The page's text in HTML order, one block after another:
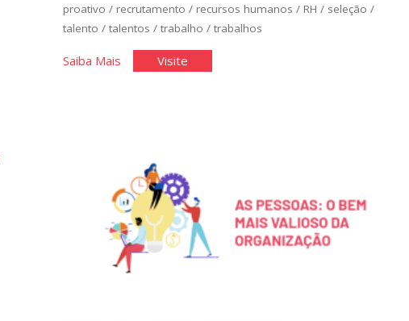
proativo / recrutamento / recursos humanos / RH / seleção /
talento / talentos / trabalho / trabalhos
Saiba Mais"Você
Visite"Você